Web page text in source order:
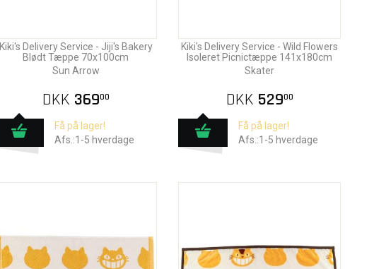
Kiki's Delivery Service - Jiji's Bakery
Blødt Tæppe 70x100cm
Sun Arrow
DKK 36900
Få på lager!
Afs.:1-5 hverdage
Kiki's Delivery Service - Wild Flowers
Isoleret Picnictæppe 141x180cm
Skater
DKK 52900
Få på lager!
Afs.:1-5 hverdage